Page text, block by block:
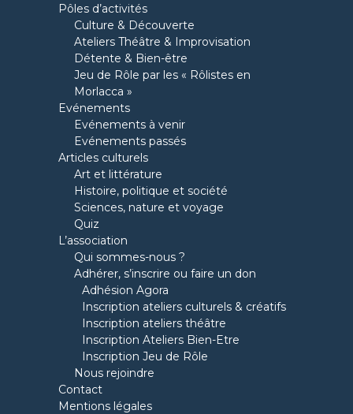
Pôles d’activités
Culture & Découverte
Ateliers Théâtre & Improvisation
Détente & Bien-être
Jeu de Rôle par les « Rôlistes en
Morlacca »
Evénements
Evénements à venir
Evénements passés
Articles culturels
Art et littérature
Histoire, politique et société
Sciences, nature et voyage
Quiz
L’association
Qui sommes-nous ?
Adhérer, s’inscrire ou faire un don
Adhésion Agora
Inscription ateliers culturels & créatifs
Inscription ateliers théâtre
Inscription Ateliers Bien-Etre
Inscription Jeu de Rôle
Nous rejoindre
Contact
Mentions légales